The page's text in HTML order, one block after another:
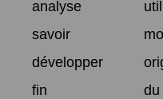
analyse
savoir
développer
fin
du